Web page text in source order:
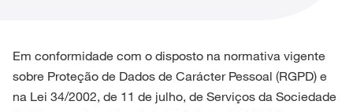
Em conformidade com o disposto na normativa vigente
sobre Proteção de Dados de Carácter Pessoal (RGPD) e
na Lei 34/2002, de 11 de julho, de Serviços da Sociedade